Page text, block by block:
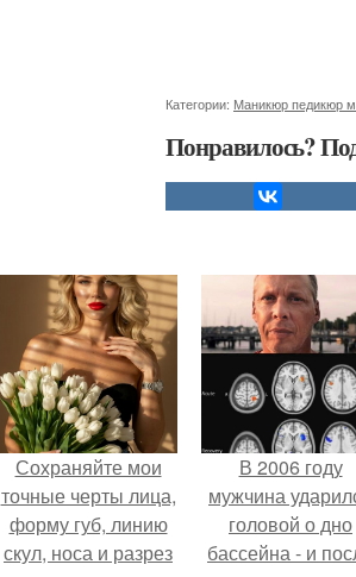
Категории: Маникюр педикюр
Понравилось?
Сохраняйте мои
точные черты лица,
форму губ, линию
скул, носа и разрез
В 2006 году
мужчина
головой о дно
бассейна - и